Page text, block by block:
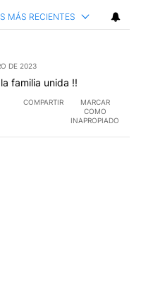
MÁS RECIENTES
DE 2023
familia unida !!
COMPARTIR
MARCAR
COMO
INAPROPIADO